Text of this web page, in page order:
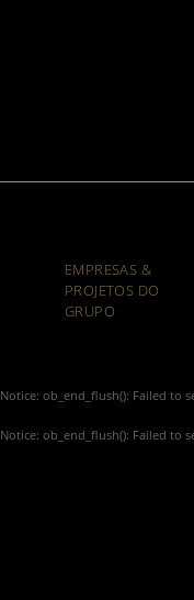
EMPRESAS &
PROJETOS DO
GRUPO
Notice: ob_end_flush(): Failed to
Notice: ob_end_flush(): Failed to